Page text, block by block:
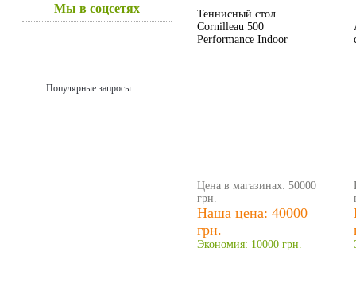
Мы в соцсетях
Популярные запросы:
Теннисный стол
Cornilleau 500
Performance Indoor
Цена в магазинах: 50000
грн.
Наша цена: 40000
грн.
Экономия: 10000 грн.